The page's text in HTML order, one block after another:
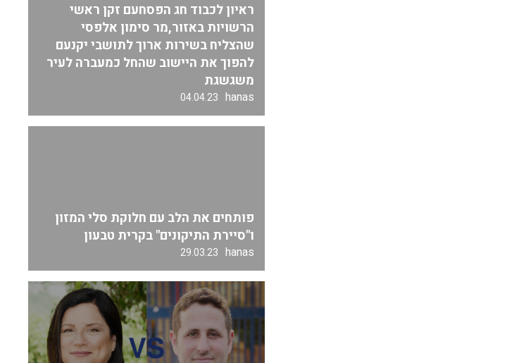
ראיון לכבוד חג הפסחעם זקן ראשי
הרשויות באזור,מר סימון אלפסי
שהצליח בשירות ארוך לתושבי יקנעם
להפוך את היישוב שהחל כמעברה לעיר
משגשגת
hanas
04.04.23
פותחים את הלב עם חלוקת סלי המזון
ו"סיירת התיקונים" בקרית טבעון
hanas
29.03.23